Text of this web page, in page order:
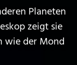
Planeten
zeigt sie
wie der Mond